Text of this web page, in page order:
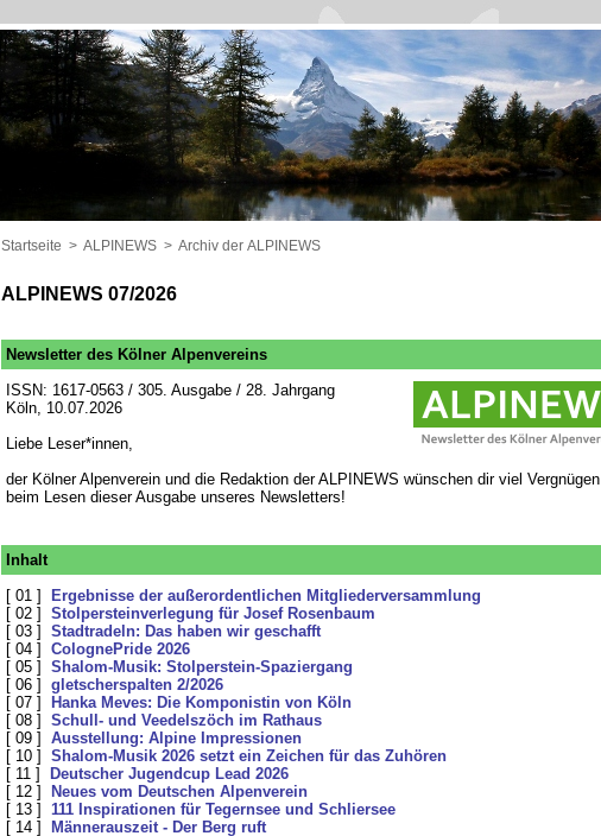
Startseite > ALPINEWS > Archiv der ALPINEWS
ALPINEWS 07/2026
Newsletter des Kölner Alpenvereins
ISSN: 1617-0563 / 305. Ausgabe / 28. Jahrgang
Köln, 10.07.2026
Liebe Leser*innen,
der Kölner Alpenverein und die Redaktion der ALPINEWS wünschen dir viel Vergnügen
beim Lesen dieser Ausgabe unseres Newsletters!
Inhalt
[ 01 ]
Ergebnisse der außerordentlichen Mitgliederversammlung
[ 02 ] Stolpersteinverlegung für Josef Rosenbaum
[ 03 ] Stadtradeln: Das haben wir geschafft
[ 04 ] ColognePride 2026
[ 05 ] Shalom-Musik: Stolperstein-Spaziergang
[ 06 ] gletscherspalten 2/2026
[ 07 ]
Hanka Meves: Die Komponistin von Köln
[ 08 ] Schull- und Veedelszöch im Rathaus
[ 09 ] Ausstellung: Alpine Impressionen
[ 10 ] Shalom-Musik 2026 setzt ein Zeichen für das Zuhören
[ 11 ]
Deutscher Jugendcup Lead 2026
[ 12 ]
Neues vom Deutschen Alpenverein
[ 13 ] 111 Inspirationen für Tegernsee und Schliersee
[ 14 ]
Männerauszeit - Der Berg ruft